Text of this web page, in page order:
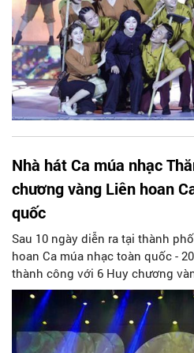
Nhà hát Ca múa nhạc
chương vàng Liên hoan
quốc
Sau 10 ngày diễn ra tại thành
hoan Ca múa nhạc toàn quốc -
thành công với 6 Huy chương
cho các đơn vị nghệ thuật, trong
nhạc Thăng Long.